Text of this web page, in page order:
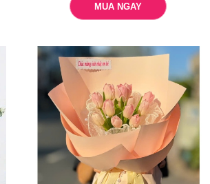
MUA NGAY